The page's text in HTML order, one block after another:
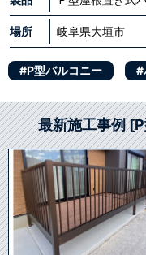
場所 岐阜県大垣市
#P型バルコニー #
最新施工事例